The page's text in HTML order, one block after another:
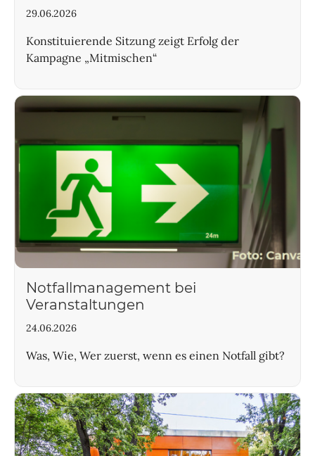
29.06.2026
Konstituierende Sitzung zeigt Erfolg der
Kampagne „Mitmischen“
Notfallmanagement bei
Veranstaltungen
24.06.2026
Was, Wie, Wer zuerst, wenn es einen Notfall gibt?